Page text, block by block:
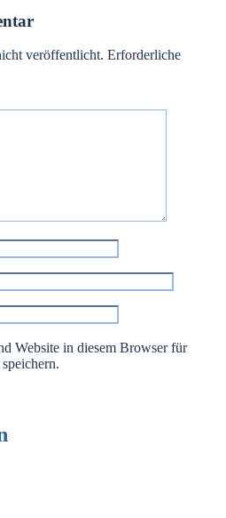
veröffentlicht. Erforderliche
Website in diesem Browser für